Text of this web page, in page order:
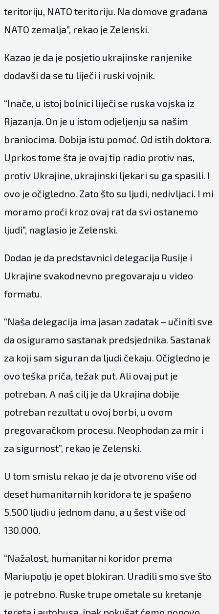
teritoriju, NATO teritoriju. Na domove građana
NATO zemalja”, rekao je Zelenski.
Kazao je da je posjetio ukrajinske ranjenike
dodavši da se tu liječi i ruski vojnik.
“Inače, u istoj bolnici liječi se ruska vojska iz
Rjazanja. On je u istom odjeljenju sa našim
braniocima. Dobija istu pomoć. Od istih doktora.
Uprkos tome šta je ovaj tip radio protiv nas,
protiv Ukrajine, ukrajinski ljekari su ga spasili. I
ovo je očigledno. Zato što su ljudi, nedivljaci. I mi
moramo proći kroz ovaj rat da svi ostanemo
ljudi”, naglasio je Zelenski.
Dodao je da predstavnici delegacija Rusije i
Ukrajine svakodnevno pregovaraju u video
formatu.
“Naša delegacija ima jasan zadatak – učiniti sve
da osiguramo sastanak predsjednika. Sastanak
za koji sam siguran da ljudi čekaju. Očigledno je
ovo teška priča, težak put. Ali ovaj put je
potreban. A naš cilj je da Ukrajina dobije
potreban rezultat u ovoj borbi, u ovom
pregovaračkom procesu. Neophodan za mir i
za sigurnost”, rekao je Zelenski.
U tom smislu rekao je da je otvoreno više od
deset humanitarnih koridora te je spašeno
5.500 ljudi u jednom danu, a u šest više od
130.000.
“Nažalost, humanitarni koridor prema
Mariupolju je opet blokiran. Uradili smo sve što
je potrebno. Ruske trupe ometale su kretanje